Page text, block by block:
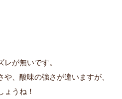
が無いです。
、酸味の強さが違いますが、
うね！